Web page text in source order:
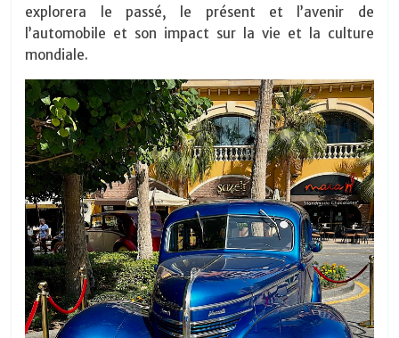
explorera le passé, le présent et l’avenir de
l’automobile et son impact sur la vie et la culture
mondiale.